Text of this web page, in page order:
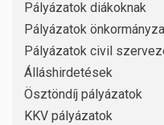
Pályázatok diákoknak
Pályázatok
Pályázatok civil
Álláshirdetések
Ösztöndíj pályázatok
KKV pályázatok